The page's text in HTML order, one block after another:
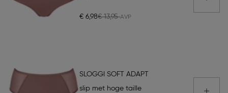
€ 6,98€ 13,95
SLOGGI SOFT ADAPT
slip met hoge taille